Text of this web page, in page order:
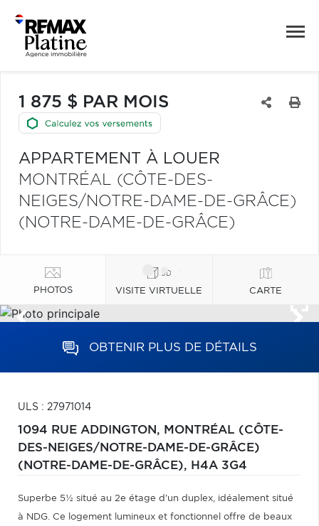
1 875 $ PAR MOIS
APPARTEMENT À LOUER
MONTRÉAL (CÔTE-DES-
NEIGES/NOTRE-DAME-DE-GRÂCE)
(NOTRE-DAME-DE-GRÂCE)
PHOTOS VISITE VIRTUELLE CARTE
OBTENIR PLUS DE DÉTAILS
ULS : 27971014
1094 RUE ADDINGTON, MONTRÉAL (CÔTE-
DES-NEIGES/NOTRE-DAME-DE-GRÂCE)
(NOTRE-DAME-DE-GRÂCE), H4A 3G4
Superbe 5½ situé au 2e étage d'un duplex, idéalement situé
à NDG. Ce logement lumineux et fonctionnel offre de beaux